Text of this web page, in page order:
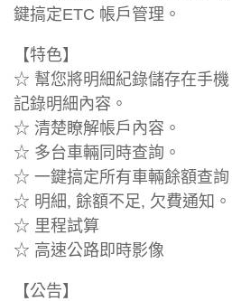
鍵搞定ETC 帳戶管理。
【特色】
☆ 幫您將明細紀錄儲存在手
記錄明細內容。
☆ 清楚瞭解帳戶內容。
☆ 多台車輛同時查詢。
☆ 一鍵搞定所有車輛餘額查詢
☆ 明細, 餘額不足, 欠費通知。
☆ 里程試算
☆ 高速公路即時影像
【公告】